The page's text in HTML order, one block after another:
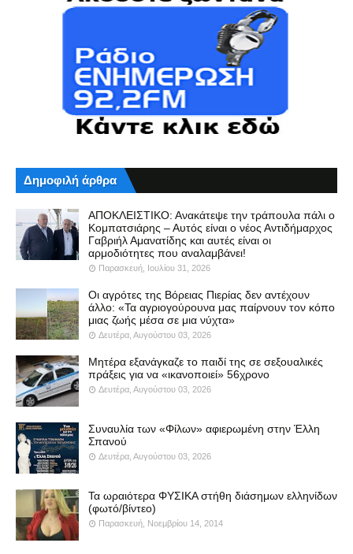
Δημοφιλή άρθρα
ΑΠΟΚΛΕΙΣΤΙΚΟ: Ανακάτεψε την τράπουλα πάλι ο
Κομπατσιάρης – Αυτός είναι ο νέος Αντιδήμαρχος
Γαβριήλ Αμανατίδης και αυτές είναι οι
αρμοδιότητες που αναλαμβάνει!
Παρασκευή, Ιουλίου 31, 2026
Οι αγρότες της Βόρειας Πιερίας δεν αντέχουν
άλλο: «Τα αγριογούρουνα μας παίρνουν τον κόπο
μιας ζωής μέσα σε μια νύχτα»
Δευτέρα, Αυγούστου 03, 2026
Μητέρα εξανάγκαζε το παιδί της σε σεξουαλικές
πράξεις για να «ικανοποιεί» 56χρονο
Δευτέρα, Αυγούστου 03, 2026
Συναυλία των «Φίλων» αφιερωμένη στην Έλλη
Σπανού
Δευτέρα, Αυγούστου 03, 2026
Τα ωραιότερα ΦΥΣΙΚΑ στήθη διάσημων ελληνίδων
(φωτό/βίντεο)
Παρασκευή, Νοεμβρίου 14, 2014